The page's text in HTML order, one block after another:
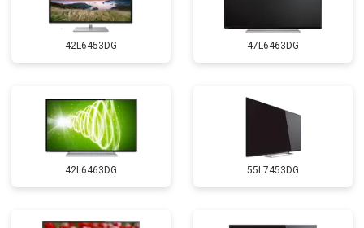
42L6453DG 47L6463DG
42L6463DG 55L7453DG